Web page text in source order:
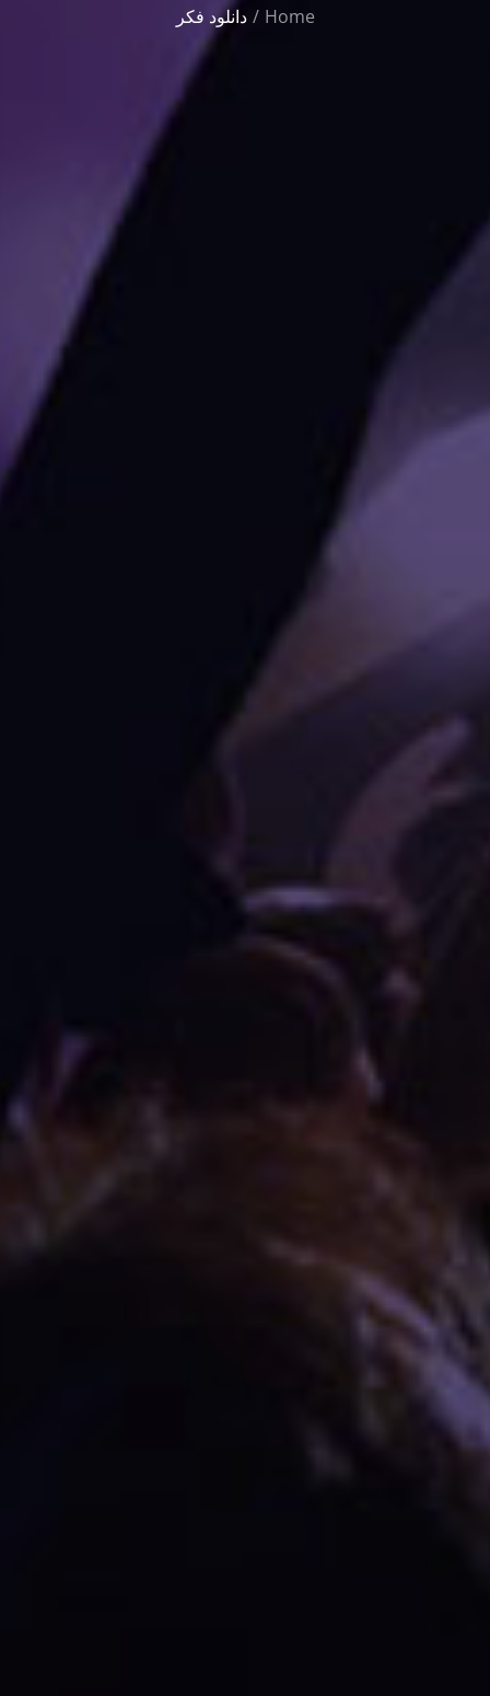
Home دانلود فکر